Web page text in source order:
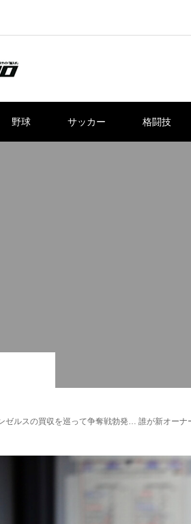
野球 サッカー 格闘技
ゼルスの買収を巡って争奪戦勃発… 誰が新オーナ